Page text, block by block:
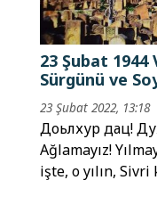
23 Şubat 1944
Sürgünü ve
23 Şubat 2022, 13:18
Доьлхур дац!
Ağlamayız!
işte, o yılın,